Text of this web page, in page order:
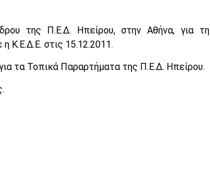
της Π.Ε.Δ. Ηπείρου, στην Αθήνα, για τη
Κ.Ε.Δ.Ε. στις 15.12.2011.
τα Τοπικά Παραρτήματα της Π.Ε.Δ. Ηπείρου.